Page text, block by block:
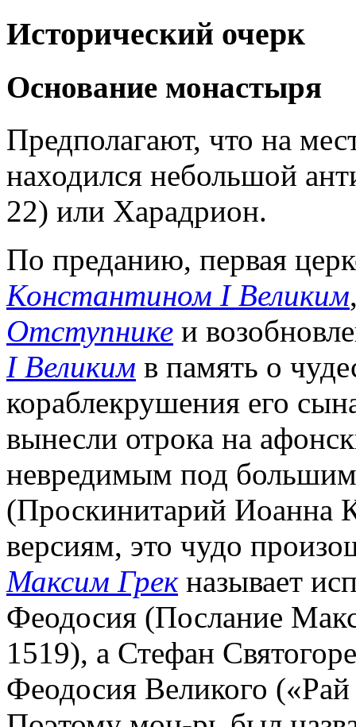
Исторический очерк
Основание монастыря
Предполагают, что на
находился небольшой
22) или Харадрион.
По преданию, первая
Константином I Великим
Отступнике и
I Великим в память о
кораблекрушения его
вынесли отрока на
невредимым под
(Проскинитарий Иоанна
версиям, это чудо
Максим Грекназывает
Феодосия (Послание
1519), а Стефан
Феодосия Великого